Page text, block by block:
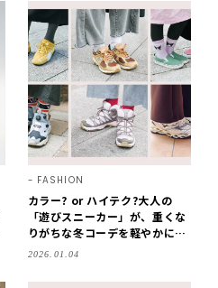
FASHION
カラー? or ハイテク?大人の
「遊びスニーカー」が、重くな
りがちな冬コーデを軽やかに見
せるカギ
2026.01.04